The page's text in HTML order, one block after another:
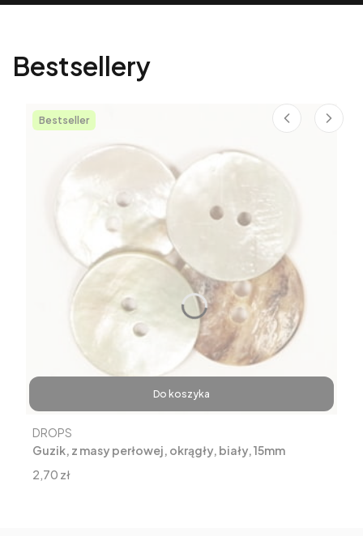
Bestsellery
Bestseller
Do koszyka
Guzik, z masy perłowej, okrągły, biały, 15mm
Producent
DROPS
Cena
2,70 zł